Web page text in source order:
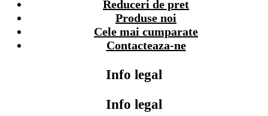
Reduceri de pret
Produse noi
Cele mai cumparate
Contacteaza-ne
Info legal
Info legal